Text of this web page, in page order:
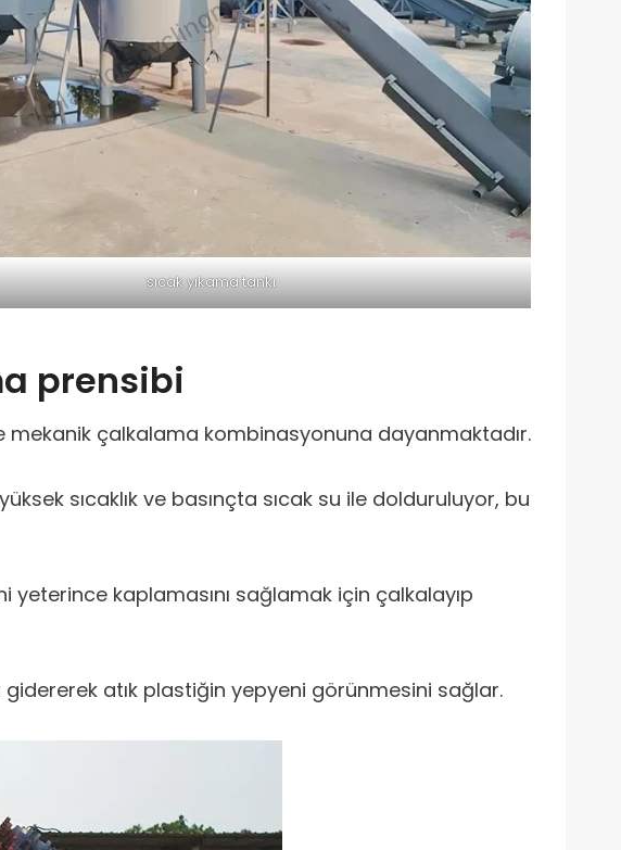
sıcak yıkama tankı
prensibi
mekanik çalkalama kombinasyonuna dayanmaktadır.
sıcaklık ve basınçta sıcak su ile dolduruluyor, bu
yeterince kaplamasını sağlamak için çalkalayıp
gidererek atık plastiğin yepyeni görünmesini sağlar.